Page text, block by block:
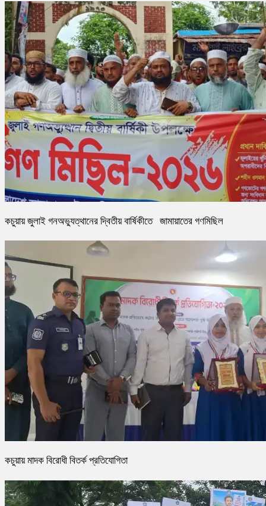
কচুয়ায় জুলাই গনঅভ্যুত্থানের দ্বিতীয় বার্ষিকীতে জামায়াতের গণমিছিল
কচুয়ায় মাদক বিরোধী বিতর্ক প্রতিযোগিতা